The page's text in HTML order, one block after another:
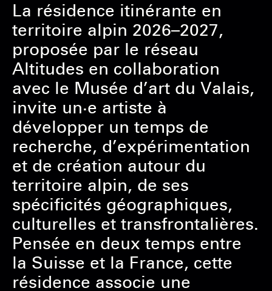
La résidence itinérante en
territoire alpin 2026–2027,
proposée par le réseau
Altitudes en collaboration
avec le Musée d’art du Valais,
invite un·e artiste à
développer un temps de
recherche, d’expérimentation
et de création autour du
territoire alpin, de ses
spécificités géographiques,
culturelles et transfrontalières.
Pensée en deux temps entre
la Suisse et la France, cette
résidence associe une